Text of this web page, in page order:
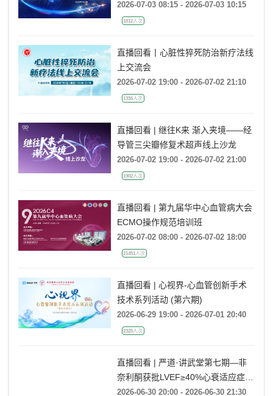
堂——RDN手术观摩（西湖大学医学
院附属杭州市第一人民医院站）
2026-07-03 08:15 - 2026-07-03 10:15
直播回看丨心脏性猝死防治新疗法线
上交流会
2026-07-02 19:00 - 2026-07-02 21:10
直播回看 | 继往K来 渐入夹境——经
导管三尖瓣修复术超声线上沙龙
2026-07-02 19:00 - 2026-07-02 21:00
直播回看 | 第九届华中心血管病大会
ECMO操作规范培训班
2026-07-02 08:00 - 2026-07-02 18:00
直播回看 | 心视界-心血管创新手术
技术系列活动 (第六期)
2026-06-29 19:00 - 2026-07-01 20:40
直播回看 | 严道·讲武堂第七期—非
奈利酮获批LVEF≥40%心衰适应症，